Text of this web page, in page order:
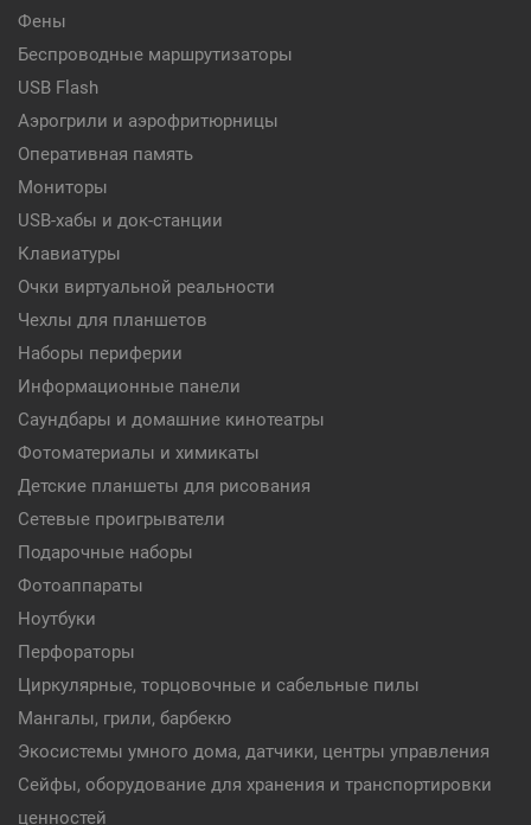
Фены
Беспроводные маршрутизаторы
USB Flash
Аэрогрили и аэрофритюрницы
Оперативная память
Мониторы
USB-хабы и док-станции
Клавиатуры
Очки виртуальной реальности
Чехлы для планшетов
Наборы периферии
Информационные панели
Саундбары и домашние кинотеатры
Фотоматериалы и химикаты
Детские планшеты для рисования
Сетевые проигрыватели
Подарочные наборы
Фотоаппараты
Ноутбуки
Перфораторы
Циркулярные, торцовочные и сабельные пилы
Мангалы, грили, барбекю
Экосистемы умного дома, датчики, центры управления
Сейфы, оборудование для хранения и транспортировки
ценностей